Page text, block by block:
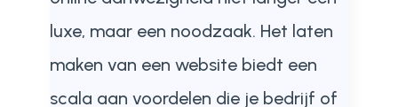
luxe, maar een noodzaak. Het laten
maken van een website biedt een
scala aan voordelen die je bedrijf of